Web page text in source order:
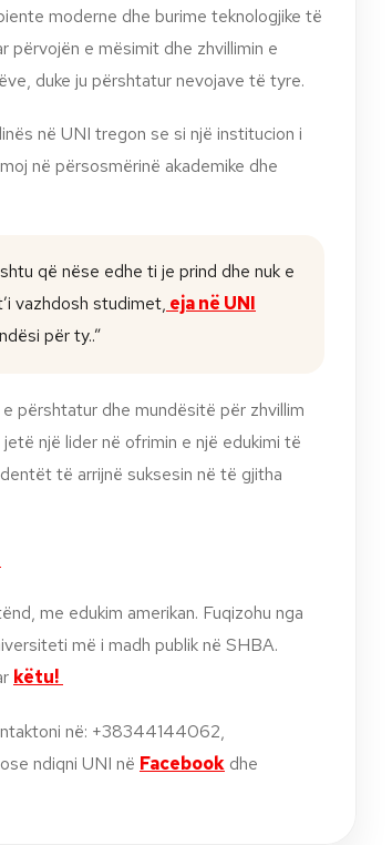
moderne dhe burime teknologjike të
përvojën e mësimit dhe zhvillimin e
duke ju përshtatur nevojave të tyre.
në UNI tregon se si një institucion i
në përsosmërinë akademike dhe
që nëse edhe ti je prind dhe nuk e
vazhdosh studimet, eja në UNI
për ty..”
përshtatur dhe mundësitë për zhvillim
një lider në ofrimin e një edukimi të
të arrijnë suksesin në të gjitha
me edukim amerikan. Fuqizohu nga
më i madh publik në SHBA.
këtu!
në: +38344144062,
ose ndiqni UNI në Facebook dhe